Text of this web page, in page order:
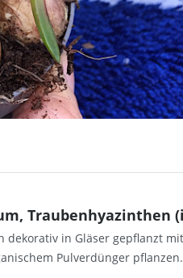
Traubenhyazinthen
in Gläser gepflanzt
Pulverdünger